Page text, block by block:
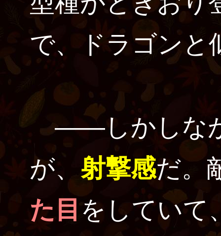
で、ドラゴンと
――しかしな
が、 射撃感だ。
た目 をしていて